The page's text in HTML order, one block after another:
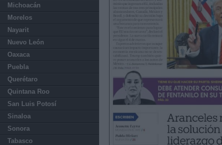
Michoacán
Morelos
Nayarit
Nuevo León
Oaxaca
Puebla
Querétaro
Quintana Roo
San Luis Potosí
Sinaloa
Sonora
Tabasco